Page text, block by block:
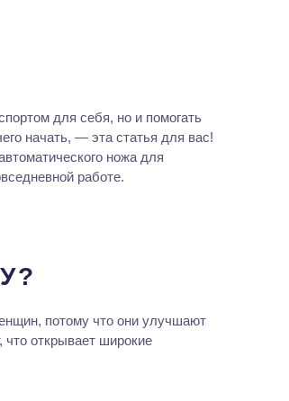
для себя, но и помогать
начать, — эта статья для вас!
ножа для
работе.
потому что они улучшают
что открывает широкие